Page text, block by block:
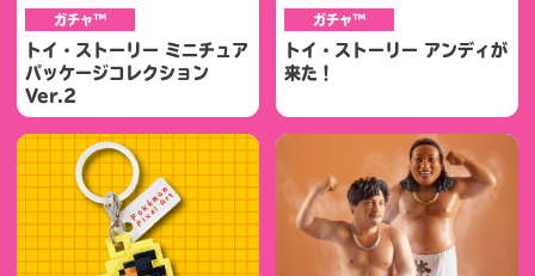
ガチャ™
トイ・ストーリー ミニチュア
パッケージコレクション
Ver.2
ガチャ™
トイ・ストーリー アンディが
来た！